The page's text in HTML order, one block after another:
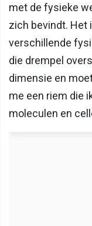
met de fysieke
zich bevindt. Het
verschillende
die drempel
dimensie en
me een riem die
moleculen en